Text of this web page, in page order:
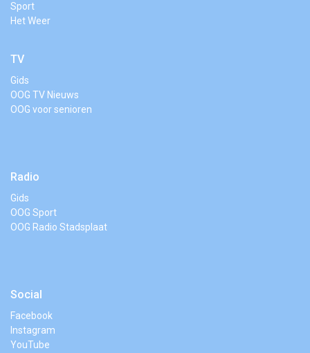
Sport
Het Weer
TV
Gids
OOG TV Nieuws
OOG voor senioren
Radio
Gids
OOG Sport
OOG Radio Stadsplaat
Social
Facebook
Instagram
YouTube